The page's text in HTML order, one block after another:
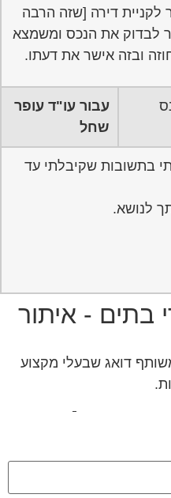
דירה [שזה הרבה
לבדוק את הנכס ומשמצא
ובזה אישר את דעתו.
עבור עו"ד עופר
שחל
בתשובות שקיבלתי עד
לנושא.
בתים - איתור
דואג שבעלי מקצוע
ווצאפ